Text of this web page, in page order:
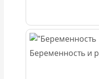
Беременность и